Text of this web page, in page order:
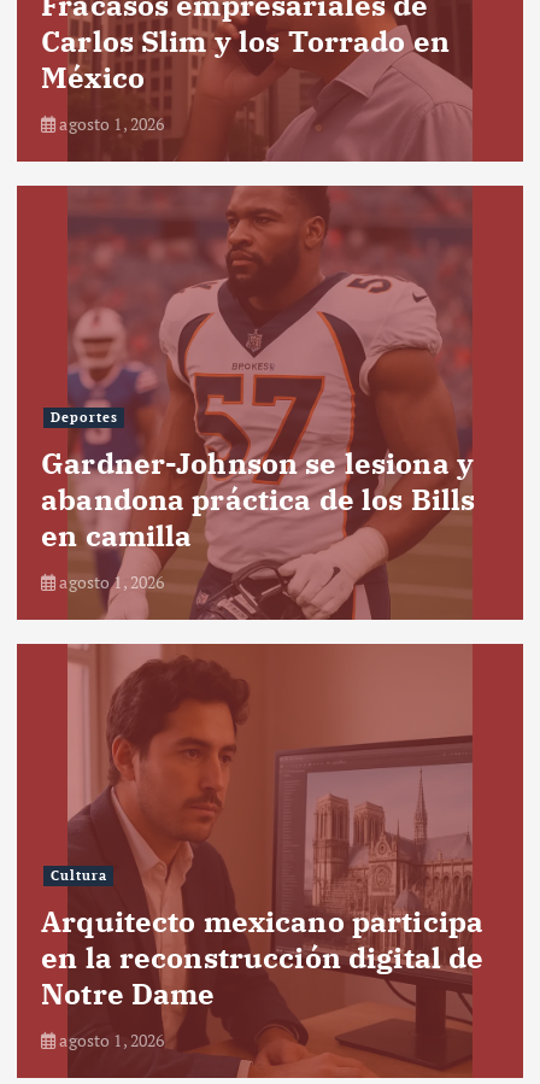
Carlos Slim y los Torrado en
México
agosto 1, 2026
Deportes
Gardner-Johnson se lesiona y
abandona práctica de los Bills
en camilla
agosto 1, 2026
Cultura
Arquitecto mexicano participa
en la reconstrucción digital de
Notre Dame
agosto 1, 2026